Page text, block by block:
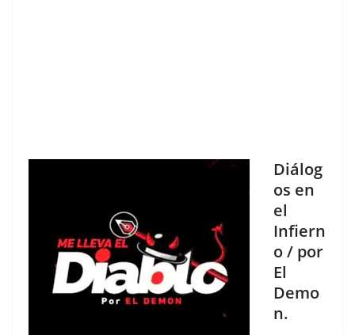
Diálog
os en
el
Infiern
o / por
El
Demo
n.